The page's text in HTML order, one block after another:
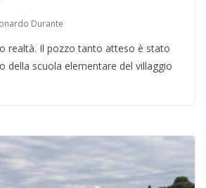
Durante
realtà. Il pozzo tanto atteso è stato
della scuola elementare del villaggio